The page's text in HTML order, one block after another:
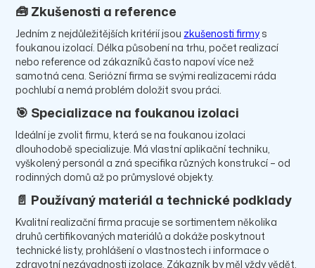
🧰 Zkušenosti a reference
Jedním z nejdůležitějších kritérií jsou zkušenosti firmy s
foukanou izolací. Délka působení na trhu, počet realizací
nebo reference od zákazníků často napoví více než
samotná cena. Seriózní firma se svými realizacemi ráda
pochlubí a nemá problém doložit svou práci.
🎯 Specializace na foukanou izolaci
Ideální je zvolit firmu, která se na foukanou izolaci
dlouhodobě specializuje. Má vlastní aplikační techniku,
vyškolený personál a zná specifika různých konstrukcí – od
rodinných domů až po průmyslové objekty.
📄 Používaný materiál a technické podklady
Kvalitní realizační firma pracuje se sortimentem několika
druhů certifikovaných materiálů a dokáže poskytnout
technické listy, prohlášení o vlastnostech i informace o
zdravotní nezávadnosti izolace. Zákazník by měl vždy vědět,